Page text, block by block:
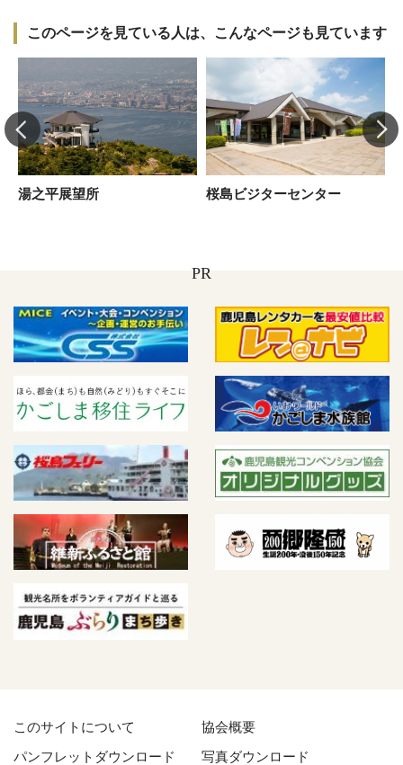
このページを見ている人は、こんなページも見ています
湯之平展望所 桜島ビジターセンター
PR
このサイトについて
協会概要
パンフレットダウンロード
写真ダウンロード